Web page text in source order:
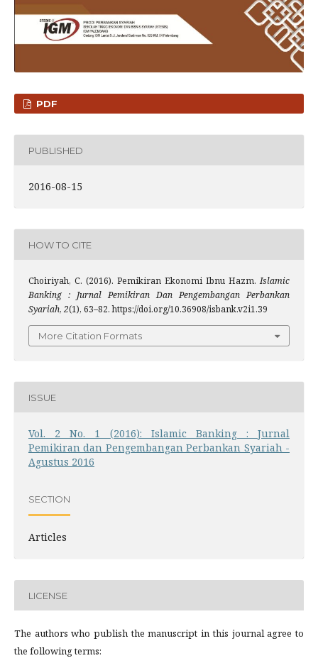
PDF
PUBLISHED
2016-08-15
HOW TO CITE
Choiriyah, C. (2016). Pemikiran Ekonomi Ibnu Hazm.Islamic
Banking : Jurnal Pemikiran Dan Pengembangan Perbankan
Syariah, 2(1), 63–82. https://doi.org/10.36908/isbank.v2i1.39
More Citation Formats
ISSUE
Vol. 2 No. 1 (2016): Islamic Banking : Jurnal
Pemikiran dan Pengembangan Perbankan Syariah -
Agustus 2016
SECTION
Articles
LICENSE
The authors who publish the manuscript in this journal agree to
the following terms: